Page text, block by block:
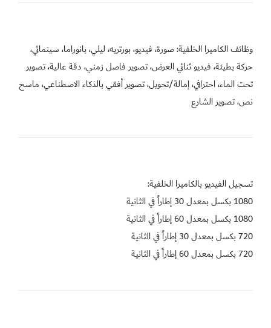
وظائف الكاميرا الخلفية: صورة، فيديو، بورتريه، ليلي، بانوراما، سينمائي،
حركة بطيئة، فيديو ثنائي العرض، تصوير فاصل زمني، دقة عالية، تصوير
تحت الماء، احترافي، إمالة/تحويل، تصوير أفقي بالذكاء الاصطناعي، ماسح
نص، تصوير الشارع
تسجيل الفيديو بالكاميرا الخلفية:
1080 بكسل بمعدل 30 إطاراً في الثانية
1080 بكسل بمعدل 60 إطاراً في الثانية
720 بكسل بمعدل 30 إطاراً في الثانية
720 بكسل بمعدل 60 إطاراً في الثانية